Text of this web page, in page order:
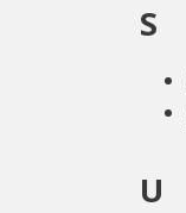
S
U